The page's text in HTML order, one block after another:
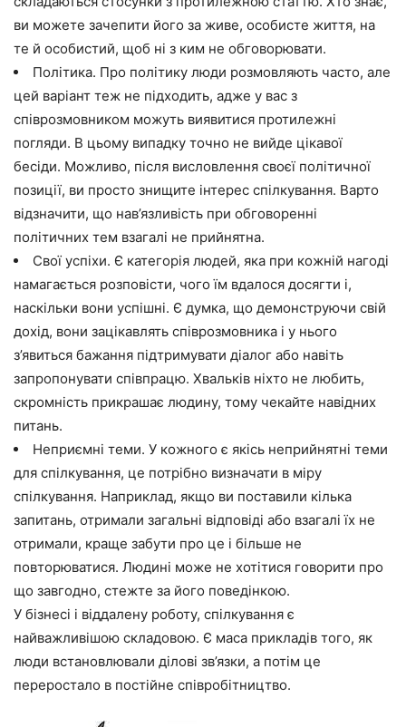
ви можете зачепити його за живе, особисте життя, на
те й особистий, щоб ні з ким не обговорювати.
Політика. Про політику люди розмовляють часто, але
цей варіант теж не підходить, адже у вас з
співрозмовником можуть виявитися протилежні
погляди. В цьому випадку точно не вийде цікавої
бесіди. Можливо, після висловлення своєї політичної
позиції, ви просто знищите інтерес спілкування. Варто
відзначити, що нав’язливість при обговоренні
політичних тем взагалі не прийнятна.
Свої успіхи. Є категорія людей, яка при кожній нагоді
намагається розповісти, чого їм вдалося досягти і,
наскільки вони успішні. Є думка, що демонструючи свій
дохід, вони зацікавлять співрозмовника і у нього
з’явиться бажання підтримувати діалог або навіть
запропонувати співпрацю. Хвальків ніхто не любить,
скромність прикрашає людину, тому чекайте навідних
питань.
Неприємні теми. У кожного є якісь неприйнятні теми
для спілкування, це потрібно визначати в міру
спілкування. Наприклад, якщо ви поставили кілька
запитань, отримали загальні відповіді або взагалі їх не
отримали, краще забути про це і більше не
повторюватися. Людині може не хотітися говорити про
що завгодно, стежте за його поведінкою.
У бізнесі і віддалену роботу, спілкування є
найважливішою складовою. Є маса прикладів того, як
люди встановлювали ділові зв’язки, а потім це
переростало в постійне співробітництво.